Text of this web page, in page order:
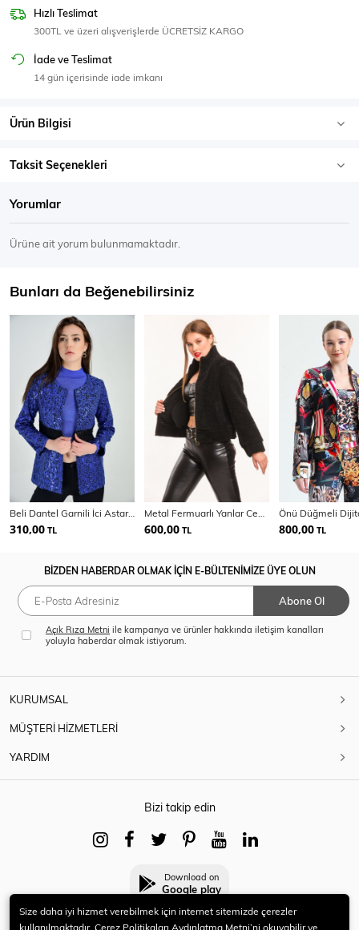
Hızlı Teslimat
300TL ve üzeri alışverişlerde ÜCRETSİZ KARGO
İade ve Teslimat
14 gün içerisinde iade imkanı
Ürün Bilgisi
Taksit Seçenekleri
Yorumlar
Ürüne ait yorum bulunmamaktadır.
Bunları da Beğenebilirsiniz
Beli Dantel Garnili İci Astarli File Payetli Ceket
310,00 TL
Metal Fermuarlı Yanlar Cepli Pelluş Mont | Mnt32408
600,00 TL 800,00 TL
BİZDEN HABERDAR OLMAK İÇİN E-BÜLTENİMİZE ÜYE OLUN
Abone Ol
Açık Rıza Metni ile kampanya ve ürünler hakkında iletişim kanalları
yoluyla haberdar olmak istiyorum.
KURUMSAL
MÜŞTERİ HİZMETLERİ
YARDIM
Bizi takip edin
Download on
Google play
Size daha iyi hizmet verebilmek için internet sitemizde çerezler
kullanılmaktadır. Çerez Politikaları Aydınlatma Metni’ni okuyabilir ve